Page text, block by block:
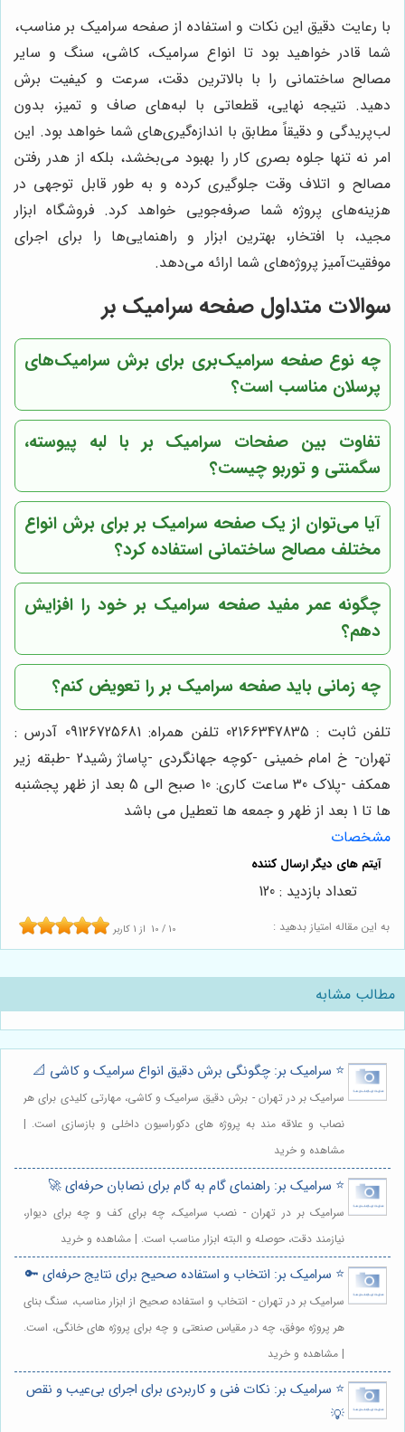
با رعایت دقیق این نکات و استفاده از صفحه سرامیک بر مناسب،
شما قادر خواهید بود تا انواع سرامیک، کاشی، سنگ و سایر
مصالح ساختمانی را با بالاترین دقت، سرعت و کیفیت برش
دهید. نتیجه نهایی، قطعاتی با لبه‌های صاف و تمیز، بدون
لب‌پریدگی و دقیقاً مطابق با اندازه‌گیری‌های شما خواهد بود. این
امر نه تنها جلوه بصری کار را بهبود می‌بخشد، بلکه از هدر رفتن
مصالح و اتلاف وقت جلوگیری کرده و به طور قابل توجهی در
هزینه‌های پروژه شما صرفه‌جویی خواهد کرد. فروشگاه ابزار
مجید، با افتخار، بهترین ابزار و راهنمایی‌ها را برای اجرای
موفقیت‌آمیز پروژه‌های شما ارائه می‌دهد.
سوالات متداول صفحه سرامیک بر
چه نوع صفحه‌ سرامیک‌بری برای برش سرامیک‌های
پرسلان مناسب است؟
تفاوت بین صفحات سرامیک بر با لبه پیوسته،
سگمنتی و توربو چیست؟
آیا می‌توان از یک صفحه سرامیک بر برای برش انواع
مختلف مصالح ساختمانی استفاده کرد؟
چگونه عمر مفید صفحه سرامیک بر خود را افزایش
دهم؟
چه زمانی باید صفحه سرامیک بر را تعویض کنم؟
تلفن ثابت : 02166347835 تلفن همراه: 09126725681 آدرس :
تهران- خ امام خمینی -کوچه جهانگردی -پاساژ رشید2 -طبقه زیر
همکف -پلاک 30 ساعت کاری: 10 صبح الی 5 بعد از ظهر پجشنبه
ها تا 1 بعد از ظهر و جمعه ها تعطیل می باشد
مشخصات
به این مقاله امتیاز بدهید : 10 / 10 از 1 کاربر
تعداد بازدید : 120
مطالب مشابه
⭐️ سرامیک بر: چگونگی برش دقیق انواع سرامیک و کاشی 📐
سرامیک بر در تهران - برش دقیق سرامیک و کاشی، مهارتی کلیدی برای هر
نصاب و علاقه مند به پروژه های دکوراسیون داخلی و بازسازی است. |
مشاهده و خرید
⭐️ سرامیک بر: راهنمای گام به گام برای نصابان حرفه‌ای 🚀
سرامیک بر در تهران - نصب سرامیک، چه برای کف و چه برای دیوار،
نیازمند دقت، حوصله و البته ابزار مناسب است. | مشاهده و خرید
⭐️ سرامیک بر: انتخاب و استفاده صحیح برای نتایج حرفه‌ای 🔑
سرامیک بر در تهران - انتخاب و استفاده صحیح از ابزار مناسب، سنگ بنای
هر پروژه موفق، چه در مقیاس صنعتی و چه برای پروژه های خانگی، است.
| مشاهده و خرید
⭐️ سرامیک بر: نکات فنی و کاربردی برای اجرای بی‌عیب و نقص
💡